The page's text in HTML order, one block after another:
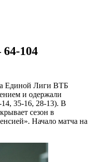
104
Единой Лиги ВТБ
и одержали
35-16, 28-13). В
сезон в
Начало матча на